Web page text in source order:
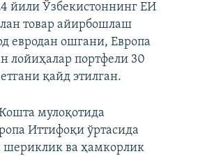
йили Ўзбекистоннинг ЕИ
товар айирбошлаш
евродан ошгани, Европа
лойиҳалар портфели 30
қайд этилган.
мулоқотида
Иттифоқи ўртасида
шериклик ва ҳамкорлик